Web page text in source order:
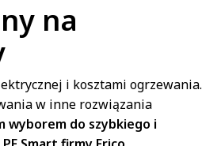
na
i kosztami ogrzewania.
w inne rozwiązania
wyborem do szybkiego i